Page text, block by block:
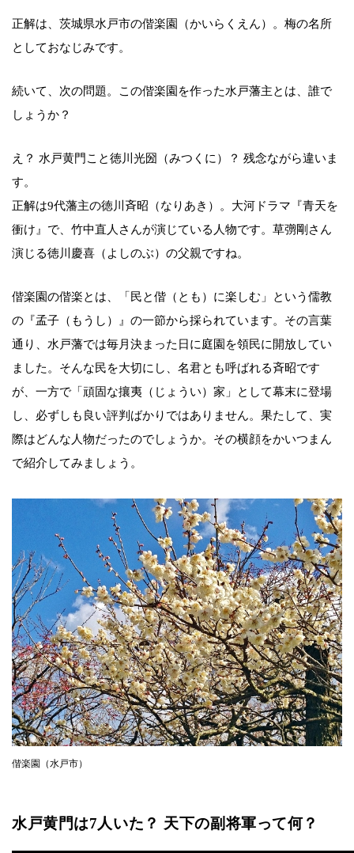
正解は、茨城県水戸市の偕楽園（かいらくえん）。梅の名所
としておなじみです。
続いて、次の問題。この偕楽園を作った水戸藩主とは、誰で
しょうか？
え？ 水戸黄門こと徳川光圀（みつくに）？ 残念ながら違いま
す。
正解は9代藩主の徳川斉昭（なりあき）。大河ドラマ『青天を
衝け』で、竹中直人さんが演じている人物です。草彅剛さん
演じる徳川慶喜（よしのぶ）の父親ですね。
偕楽園の偕楽とは、「民と偕（とも）に楽しむ」という儒教
の『孟子（もうし）』の一節から採られています。その言葉
通り、水戸藩では毎月決まった日に庭園を領民に開放してい
ました。そんな民を大切にし、名君とも呼ばれる斉昭です
が、一方で「頑固な攘夷（じょうい）家」として幕末に登場
し、必ずしも良い評判ばかりではありません。果たして、実
際はどんな人物だったのでしょうか。その横顔をかいつまん
で紹介してみましょう。
偕楽園（水戸市）
水戸黄門は7人いた？ 天下の副将軍って何？